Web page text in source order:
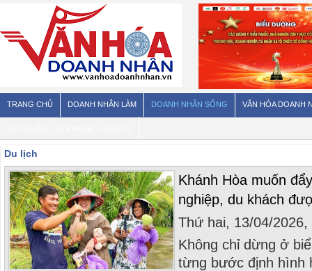
TRANG CHỦ DOANH NHÂN LÀM DOANH NHÂN SỐNG VĂN HÓA DOANH
Du lịch
Khánh Hòa muốn
nghiệp, du khách
Thứ hai, 13/04/
Không chỉ dừng ở
từng bước định hình